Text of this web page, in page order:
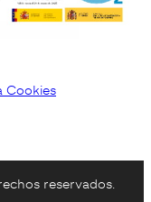
Cookies
reservados.